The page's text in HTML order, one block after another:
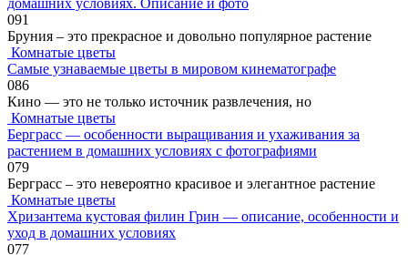
домашних условиях. Описание и фото
091
Бруния – это прекрасное и довольно популярное растение
Комнатые цветы
Самые узнаваемые цветы в мировом кинематографе
086
Кино — это не только источник развлечения, но
Комнатые цветы
Берграсс — особенности выращивания и ухаживания за
растением в домашних условиях с фотографиями
079
Берграсс – это невероятно красивое и элегантное растение
Комнатые цветы
Хризантема кустовая филин Грин — описание, особенности и
уход в домашних условиях
077